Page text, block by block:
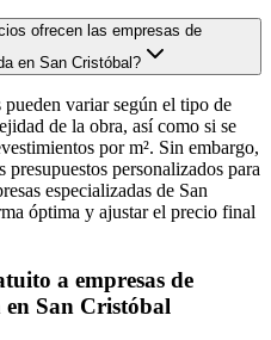
ofrecen las empresas de
en San Cristóbal?
variar según el tipo de
de la obra, así como si se
por m². Sin embargo,
personalizados para
especializadas de San
óptima y ajustar el precio final
a empresas de
San Cristóbal